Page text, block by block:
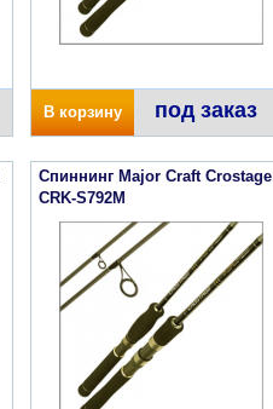
В корзину под заказ
Спиннинг Major Craft Crostage
CRK-S792M